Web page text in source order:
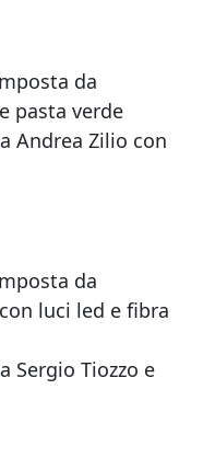
da
pasta verde
Andrea Zilio con
da
luci led e fibra
Sergio Tiozzo e